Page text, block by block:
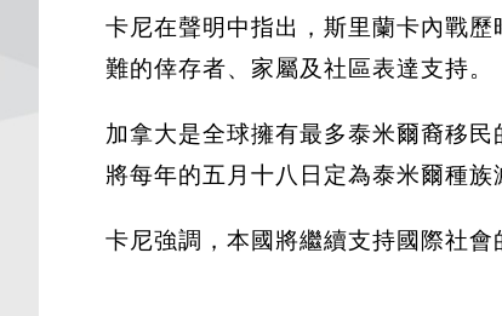
卡尼在聲明中指出，斯里蘭卡內戰
難的倖存者、家屬及社區表達支持。
加拿大是全球擁有最多泰米爾裔移
將每年的五月十八日定為泰米爾種
卡尼強調，本國將繼續支持國際社